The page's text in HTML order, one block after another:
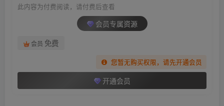
此内容为付费阅读，请付费后查看
会员专属资源
会员 免费
您暂无购买权限，请先开通会员
开通会员